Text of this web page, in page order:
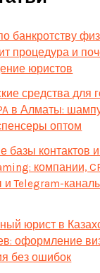
банкротству
процедура и
юристов
средства для
в Алматы:
оптом
базы контактов
компании,
Telegram-
юрист в
оформление
без ошибок